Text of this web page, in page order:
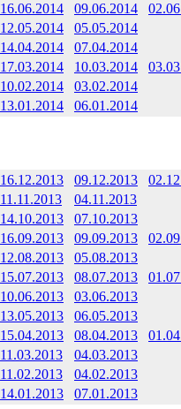
16.06.2014 09.06.2014
12.05.2014
05.05.2014
14.04.2014
07.04.2014
17.03.2014 10.03.2014
10.02.2014
03.02.2014
13.01.2014 06.01.2014
16.12.2013 09.12.2013
11.11.2013
04.11.2013
14.10.2013
07.10.2013
16.09.2013 09.09.2013
12.08.2013
05.08.2013
15.07.2013 08.07.2013
10.06.2013
03.06.2013
13.05.2013
06.05.2013
15.04.2013 08.04.2013
11.03.2013
04.03.2013
11.02.2013
04.02.2013
14.01.2013 07.01.2013